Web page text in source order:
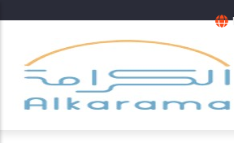
contenu
principal